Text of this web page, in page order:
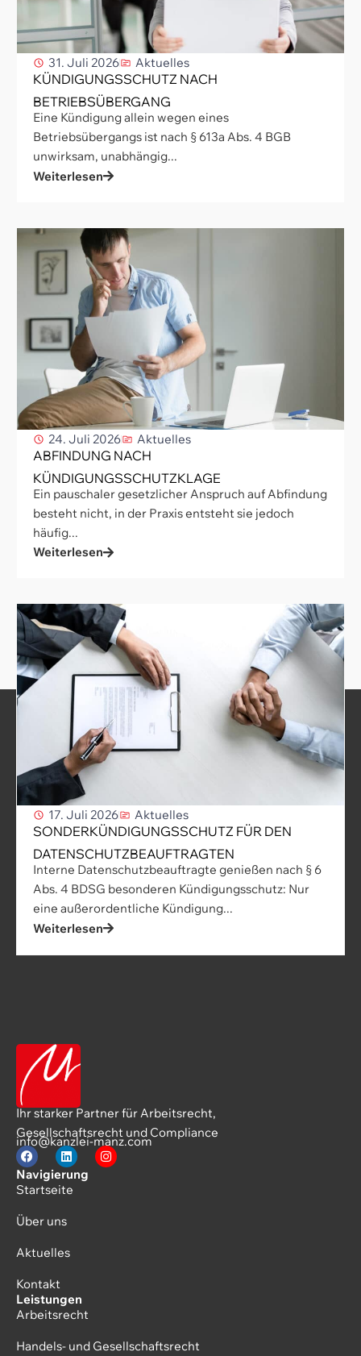
31. Juli 2026 Aktuelles
KÜNDIGUNGSSCHUTZ NACH
BETRIEBSÜBERGANG
Eine Kündigung allein wegen eines
Betriebsübergangs ist nach § 613a Abs. 4 BGB
unwirksam, unabhängig...
Weiterlesen
24. Juli 2026 Aktuelles
ABFINDUNG NACH
KÜNDIGUNGSSCHUTZKLAGE
Ein pauschaler gesetzlicher Anspruch auf Abfindung
besteht nicht, in der Praxis entsteht sie jedoch
häufig...
Weiterlesen
17. Juli 2026 Aktuelles
SONDERKÜNDIGUNGSSCHUTZ FÜR DEN
DATENSCHUTZBEAUFTRAGTEN
Interne Datenschutzbeauftragte genießen nach § 6
Abs. 4 BDSG besonderen Kündigungsschutz: Nur
eine außerordentliche Kündigung...
Weiterlesen
Ihr starker Partner für Arbeitsrecht,
Gesellschaftsrecht und Compliance
info@kanzlei-manz.com
Navigierung
Startseite
Über uns
Aktuelles
Kontakt
Leistungen
Arbeitsrecht
Handels- und Gesellschaftsrecht